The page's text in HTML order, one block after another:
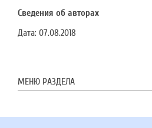
Сведения об авторах
Дата: 07.08.2018
МЕНЮ РАЗДЕЛА